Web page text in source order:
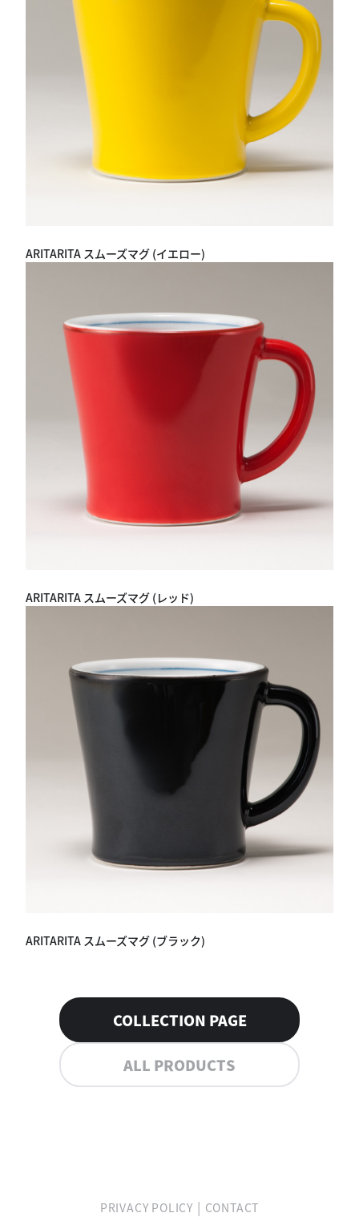
ARITARITA スムーズマグ (イエロー)
ARITARITA スムーズマグ (レッド)
ARITARITA スムーズマグ (ブラック)
COLLECTION PAGE
ALL PRODUCTS
PRIVACY POLICY | CONTACT